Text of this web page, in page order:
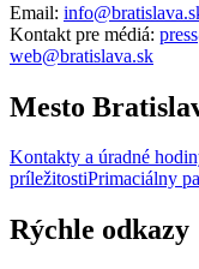
Email:
Kontakt pre médiá:
web@bratislava.sk
Mesto
Kontakty a úradné
príležitostiPrimaciálny
Rýchle odkazy